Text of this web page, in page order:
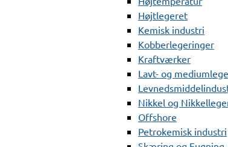
Højtlegeret
Kemisk industri
Kobberlegeringer
Kraftværker
Lavt- og
Nikkel og
Offshore
Petrokemisk industri